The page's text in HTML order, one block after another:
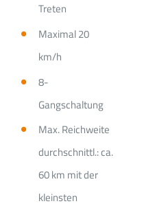
Treten
Maximal 20
km/h
8-
Gangschaltung
Max. Reichweite
durchschnittl.: ca.
60 km mit der
kleinsten